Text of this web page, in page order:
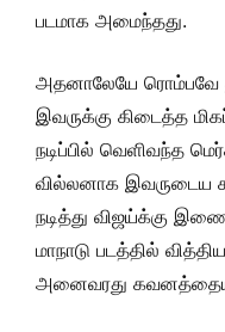
படமாக அமைந்தது.
அதனாலேயே ரொம்பவே
இவருக்கு கிடைத்த
நடிப்பில் வெளிவந்த
வில்லனாக இவருடைய
நடித்து விஜய்க்கு
மாநாடு படத்தில்
அனைவரது கவனத்தையும்